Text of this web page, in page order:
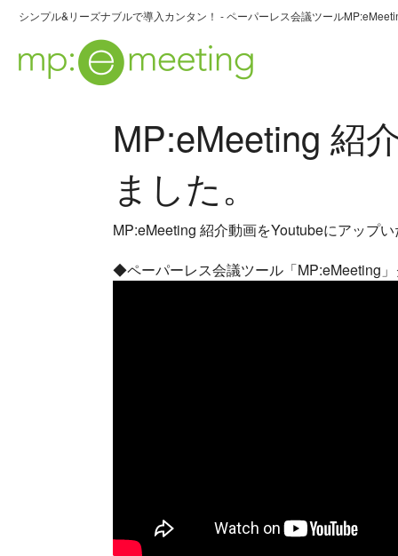
シンプル&リーズナブルで導入カンタン！ - ペーパーレス会議ツール
MP:eMeeting 紹
ました。
MP:eMeeting 紹介動画をYoutubeにアップい
◆ペーパーレス会議ツール「MP:eMeeting